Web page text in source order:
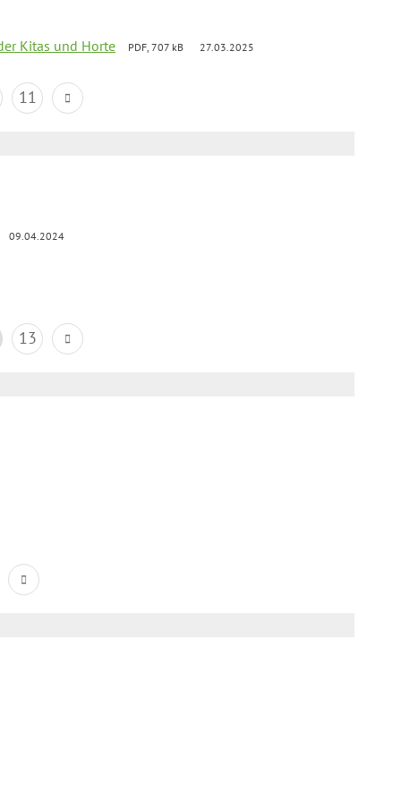
Kitas und Horte PDF, 707 kB 27.03.2025
11
09.04.2024
13